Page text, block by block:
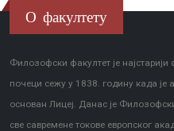
О факултету
Филозофски факултет је најстарији
почеци сежу у 1838. годину када је
основан Лицеј. Данас је
све савремене токове европског